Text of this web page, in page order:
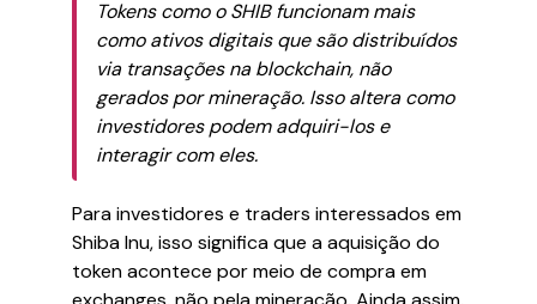
Tokens como o SHIB funcionam mais
como ativos digitais que são distribuídos
via transações na blockchain, não
gerados por mineração. Isso altera como
investidores podem adquiri-los e
interagir com eles.
Para investidores e traders interessados em
Shiba Inu, isso significa que a aquisição do
token acontece por meio de compra em